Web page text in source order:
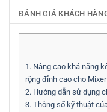
ĐÁNH GIÁ KHÁCH
1. Nâng cao khả năng
rộng đỉnh cao cho
2. Hướng dẫn sử dụng
3. Thông số kỹ thuật